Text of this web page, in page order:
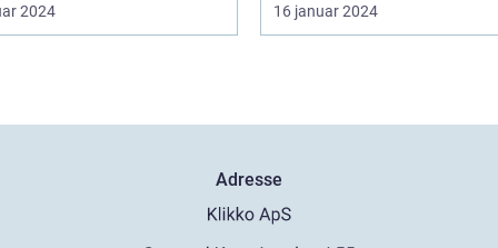
2024 16 januar 2024
Adresse